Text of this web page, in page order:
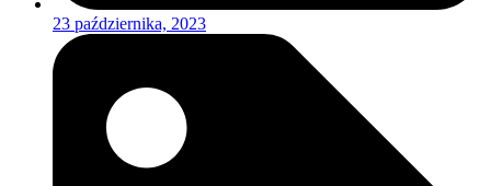
23 października, 2023